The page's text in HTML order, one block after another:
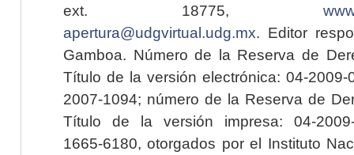
ext. 18775,
apertura@udgvirtual.udg.mx. Editor
Gamboa. Número de la Reserva de
Título de la versión electrónica: 04-2009-
2007-1094; número de la Reserva de
Título de la versión impresa: 04-2009-
1665-6180, otorgados por el Instituto